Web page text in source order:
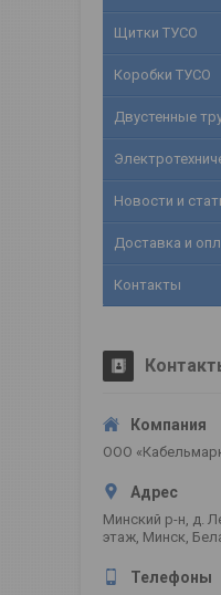
Щитки ТУСО
Коробки ТУСО
Двустенные
Новости и
Доставка и
Контакты
ООО
Минский р-н, д.
этаж, Минск,